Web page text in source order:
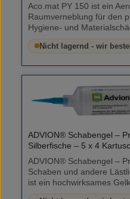
Lieferumfang enthalten.
Aco.mat PY 150 ist ein
Raumverneblung für den
Hygiene- und
jedoch ohne Langzeiteffekt. Zielorganismen
Kakerlaken Flöhe Käfer (z. B. Brotkäfer, Speckkäfer,
Lebensmittelverarbeitende
zugängliche Schädlingsverstecke
Vernebelung per arretierbarem
Heraustreibeffekt Wirkstoffe: 9,4 g/kg Chrysanthemum
cinerariaefolium
Registriernummer: N-35248 Anwendung &
Dose für ca. 50 m³
(fliegende Insekten) Dose in Raummitte aufstellen und
Nicht lagernd - wir
ADVION® Schabengel –
Silberfische – 5 x 4
ADVION® Schabengel –
Schaben und andere
ist ein hochwirksames
für die Bekämpfung von